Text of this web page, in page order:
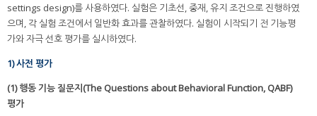
settings design)를 사용하였다. 실험은 기초선, 중재, 유지 조건으로 진행하였
으며, 각 실험 조건에서 일반화 효과를 관찰하였다. 실험이 시작되기 전 기능평
가와 자극 선호 평가를 실시하였다.
1) 사전 평가
(1) 행동 기능 질문지(The Questions about Behavioral Function, QABF)
평가